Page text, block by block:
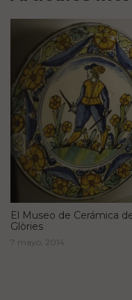
El Museo de Cerámica
Glòries
7 mayo, 2014